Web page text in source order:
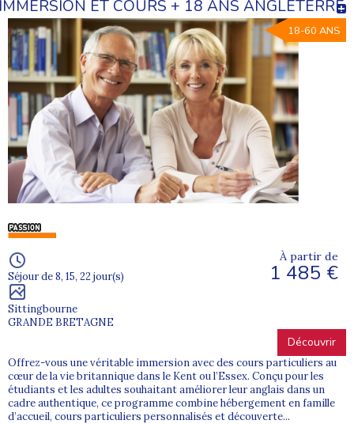
ET COURS + 18 ANS ANGLETERRE
18-60 ANS
Séjour de 8, 15, 22 jour(s)
Sittingbourne
GRANDE BRETAGNE
À partir de
1 485 €
Découvrir
Offrez-vous une véritable immersion avec des cours particuliers au
cœur de la vie britannique dans le Kent ou l’Essex. Conçu pour les
étudiants et les adultes souhaitant améliorer leur anglais dans un
cadre authentique, ce programme combine hébergement en famille
d’accueil, cours particuliers personnalisés et découverte...